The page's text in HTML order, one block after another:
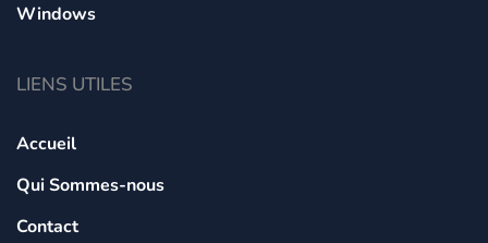
Windows
LIENS UTILES
Accueil
Qui Sommes-nous
Contact